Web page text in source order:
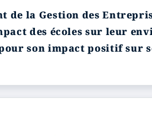
la Gestion des
des écoles sur leur
son impact positif sur